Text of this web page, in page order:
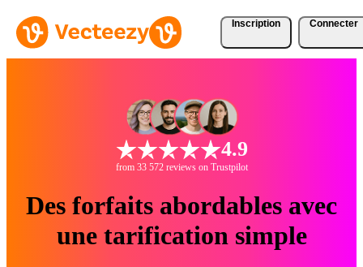
Inscription Connecter
4.9
from 33 572 reviews on Trustpilot
Des forfaits abordables avec
une tarification simple